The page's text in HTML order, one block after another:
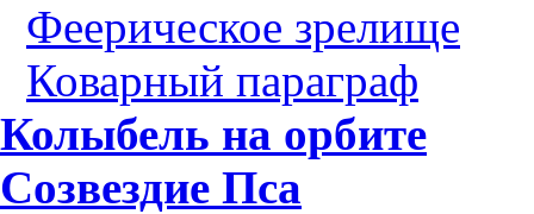
Феерическое зрелище
Коварный параграф
Колыбель на орбите
Созвездие Пса